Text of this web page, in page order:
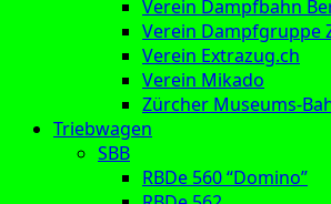
Verein Dampfbahn
Verein Dampfgruppe
Verein Extrazug.ch
Verein Mikado
Zürcher Museums-
Triebwagen
SBB
RBDe 560 “Domino”